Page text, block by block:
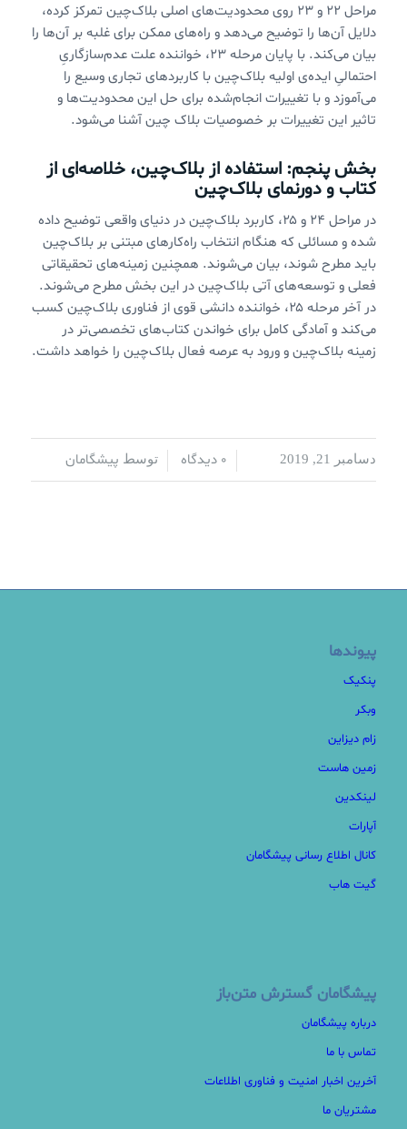
مراحل ۲۲ و ۲۳ روی محدودیت‌های اصلی بلاک‌چین تمرکز کرده،
دلایل آن‌ها را توضیح می‌دهد و راه‌های ممکن برای غلبه بر آن‌ها را
بیان می‌کند. با پایان مرحله ۲۳، خواننده علت عدم‌سازگاریِ
احتمالیِ ایده‌ی اولیه بلاک‌چین با کاربردهای تجاری وسیع را
می‌آموزد و با تغییرات انجام‌شده برای حل این محدودیت‌ها و
تاثیر این تغییرات بر خصوصیات بلاک چین آشنا می‌شود.
بخش پنجم: استفاده از بلاک‌چین، خلاصه‌ای از
کتاب و دورنمای بلاک‌چین
در مراحل ۲۴ و ۲۵، کاربرد بلاک‌چین در دنیای واقعی توضیح داده
شده و مسائلی که هنگام انتخاب راه‌کارهای مبتنی بر بلاک‌چین
باید مطرح شوند، بیان می‌شوند. همچنین زمینه‌های تحقیقاتی
فعلی و توسعه‌های آتی بلاک‌چین در این بخش مطرح می‌شوند.
در آخر مرحله ۲۵، خواننده دانشی قوی از فناوری بلاک‌چین کسب
می‌کند و آمادگی کامل برای خواندن کتاب‌های تخصصی‌تر در
زمینه بلاک‌چین و ورود به عرصه فعال بلاک‌چین را خواهد داشت.
دسامبر 21, 2019 / 0 دیدگاه
/ توسط پیشگامان
پیوندها
پنکیک
وبکر
زام دیزاین
زمین هاست
لینکدین
آپارات
کانال اطلاع رسانی پیشگامان
گیت هاب
پیشگامان گسترش متن‌باز
درباره پیشگامان
تماس با ما
آخرین اخبار امنیت و فناوری اطلاعات
مشتریان ما